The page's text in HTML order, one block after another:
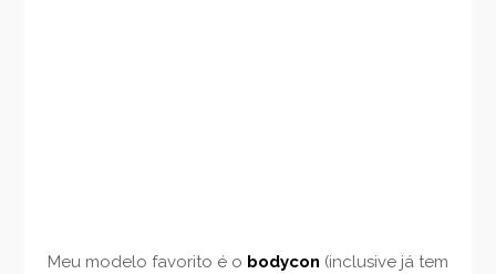
Meu modelo favorito é o bodycon (inclusive já tem